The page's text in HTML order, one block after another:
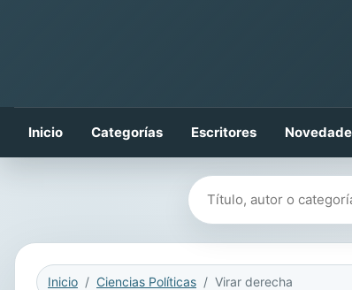
Inicio Categorías Escritores
Buscar libros
Inicio Ciencias Políticas Virar derecha